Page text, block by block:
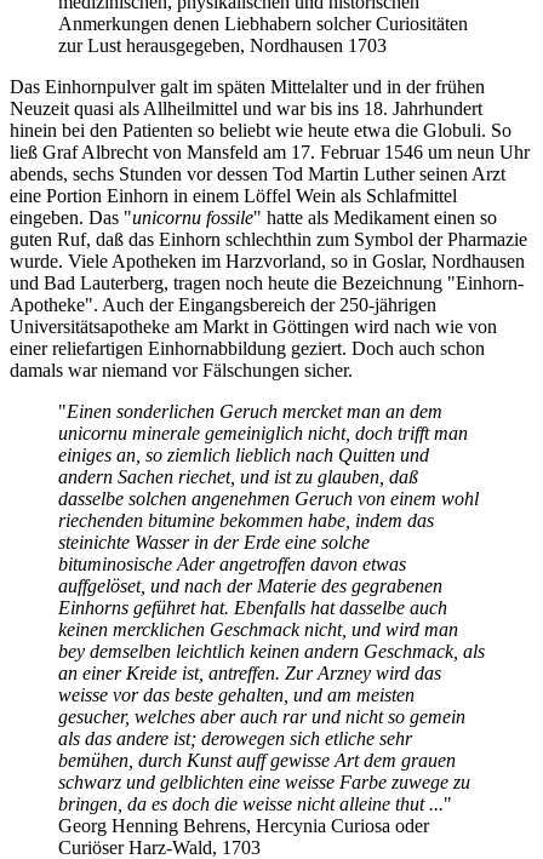
Anmerkungen denen Liebhabern solcher Curiositäten
zur Lust herausgegeben, Nordhausen 1703
Das Einhornpulver galt im späten Mittelalter und in der frühen
Neuzeit quasi als Allheilmittel und war bis ins 18. Jahrhundert
hinein bei den Patienten so beliebt wie heute etwa die Globuli. So
ließ Graf Albrecht von Mansfeld am 17. Februar 1546 um neun Uhr
abends, sechs Stunden vor dessen Tod Martin Luther seinen Arzt
eine Portion Einhorn in einem Löffel Wein als Schlafmittel
eingeben. Das "unicornu fossile" hatte als Medikament einen so
guten Ruf, daß das Einhorn schlechthin zum Symbol der Pharmazie
wurde. Viele Apotheken im Harzvorland, so in Goslar, Nordhausen
und Bad Lauterberg, tragen noch heute die Bezeichnung "Einhorn-
Apotheke". Auch der Eingangsbereich der 250-jährigen
Universitätsapotheke am Markt in Göttingen wird nach wie von
einer reliefartigen Einhornabbildung geziert. Doch auch schon
damals war niemand vor Fälschungen sicher.
"Einen sonderlichen Geruch mercket man an dem
unicornu minerale gemeiniglich nicht, doch trifft man
einiges an, so ziemlich lieblich nach Quitten und
andern Sachen riechet, und ist zu glauben, daß
dasselbe solchen angenehmen Geruch von einem wohl
riechenden bitumine bekommen habe, indem das
steinichte Wasser in der Erde eine solche
bituminosische Ader angetroffen davon etwas
auffgelöset, und nach der Materie des gegrabenen
Einhorns geführet hat. Ebenfalls hat dasselbe auch
keinen mercklichen Geschmack nicht, und wird man
bey demselben leichtlich keinen andern Geschmack, als
an einer Kreide ist, antreffen. Zur Arzney wird das
weisse vor das beste gehalten, und am meisten
gesucher, welches aber auch rar und nicht so gemein
als das andere ist; derowegen sich etliche sehr
bemühen, durch Kunst auff gewisse Art dem grauen
schwarz und gelblichten eine weisse Farbe zuwege zu
bringen, da es doch die weisse nicht alleine thut ..."
Georg Henning Behrens, Hercynia Curiosa oder
Curiöser Harz-Wald, 1703